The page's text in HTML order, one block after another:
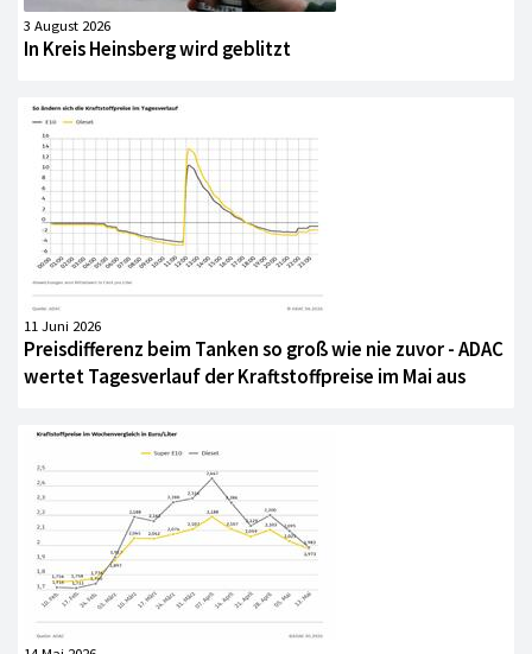
3 August 2026
In Kreis Heinsberg wird geblitzt
11 Juni 2026
Preisdifferenz beim Tanken so groß wie nie zuvor - ADAC
wertet Tagesverlauf der Kraftstoffpreise im Mai aus